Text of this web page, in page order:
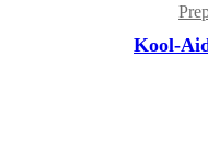
Kool-